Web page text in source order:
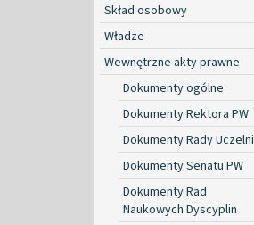
Skład osobowy
Władze
Wewnętrzne akty prawne
Dokumenty ogólne
Dokumenty Rektora PW
Dokumenty Rady Uczelni
Dokumenty Senatu PW
Dokumenty Rad
Naukowych Dyscyplin